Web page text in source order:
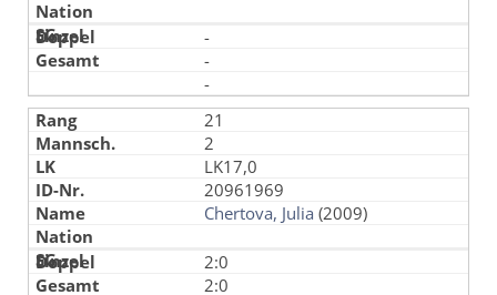
-
-
-
21
2
LK17,0
20961969
Chertova, Julia (2009)
2:0
2:0